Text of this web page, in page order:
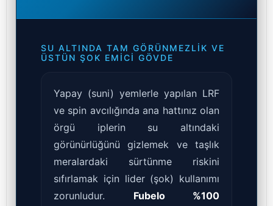
SU ALTINDA TAM GÖRÜNMEZLIK VE
ÜSTÜN ŞOK EMICI GÖVDE
Yapay (suni) yemlerle yapılan LRF
ve spin avcılığında ana hattınız olan
örgü iplerin su altındaki
görünürlüğünü gizlemek ve taşlık
meralardaki sürtünme riskini
sıfırlamak için lider (şok) kullanımı
zorunludur. Fubelo %100